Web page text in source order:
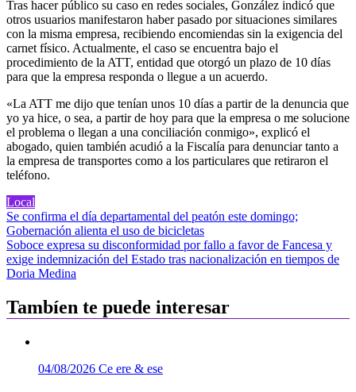
Tras hacer público su caso en redes sociales, González indicó que
otros usuarios manifestaron haber pasado por situaciones similares
con la misma empresa, recibiendo encomiendas sin la exigencia del
carnet físico. Actualmente, el caso se encuentra bajo el
procedimiento de la ATT, entidad que otorgó un plazo de 10 días
para que la empresa responda o llegue a un acuerdo.
«La ATT me dijo que tenían unos 10 días a partir de la denuncia que
yo ya hice, o sea, a partir de hoy para que la empresa o me solucione
el problema o llegan a una conciliación conmigo», explicó el
abogado, quien también acudió a la Fiscalía para denunciar tanto a
la empresa de transportes como a los particulares que retiraron el
teléfono.
Local
Navegación
de
entradas
Se confirma el día departamental del peatón este domingo;
Gobernación alienta el uso de bicicletas
Soboce expresa su disconformidad por fallo a favor de Fancesa y
exige indemnización del Estado tras nacionalización en tiempos de
Doria Medina
Tambíen te puede interesar
04/08/2026 Ce ere & ese